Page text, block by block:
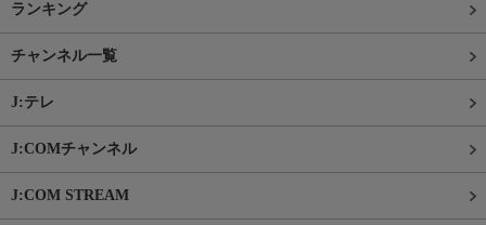
ランキング
チャンネル一覧
J:テレ
J:COMチャンネル
J:COM STREAM